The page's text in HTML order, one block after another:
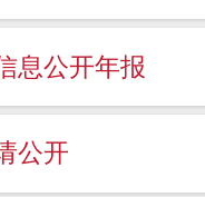
息公开年报
公开